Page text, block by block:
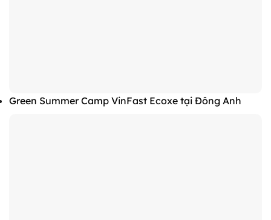
Green Summer Camp VinFast Ecoxe tại Đông Anh